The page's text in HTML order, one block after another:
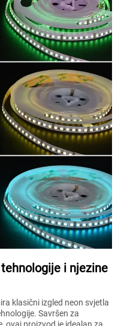
i njezine
klasični izgled neon svjetla
Savršen za